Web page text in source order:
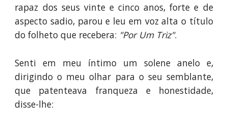
rapaz dos seus vinte e cinco anos, forte e de
aspecto sadio, parou e leu em voz alta o título
do folheto que recebera: "Por Um Triz".
Senti em meu íntimo um solene anelo e,
dirigindo o meu olhar para o seu semblante,
que patenteava franqueza e honestidade,
disse-lhe: